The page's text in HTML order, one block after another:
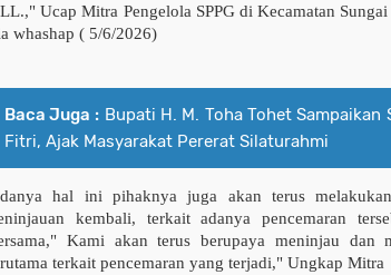
Ucap Mitra Pengelola SPPG di Kecamatan
whashap ( 5/6/2026)
Baca Juga : Bupati H. M. Toha Tohet Sampaikan
Fitri, Ajak Masyarakat Pererat Silaturahmi
hal ini pihaknya juga akan terus
kembali, terkait adanya pencemaran
Kami akan terus berupaya meninjau dan
terkait pencemaran yang terjadi," Ungkap Mitra